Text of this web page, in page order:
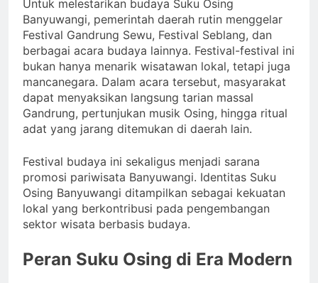
Untuk melestarikan budaya Suku Osing
Banyuwangi, pemerintah daerah rutin menggelar
Festival Gandrung Sewu, Festival Seblang, dan
berbagai acara budaya lainnya. Festival-festival ini
bukan hanya menarik wisatawan lokal, tetapi juga
mancanegara. Dalam acara tersebut, masyarakat
dapat menyaksikan langsung tarian massal
Gandrung, pertunjukan musik Osing, hingga ritual
adat yang jarang ditemukan di daerah lain.
Festival budaya ini sekaligus menjadi sarana
promosi pariwisata Banyuwangi. Identitas Suku
Osing Banyuwangi ditampilkan sebagai kekuatan
lokal yang berkontribusi pada pengembangan
sektor wisata berbasis budaya.
Peran Suku Osing di Era Modern